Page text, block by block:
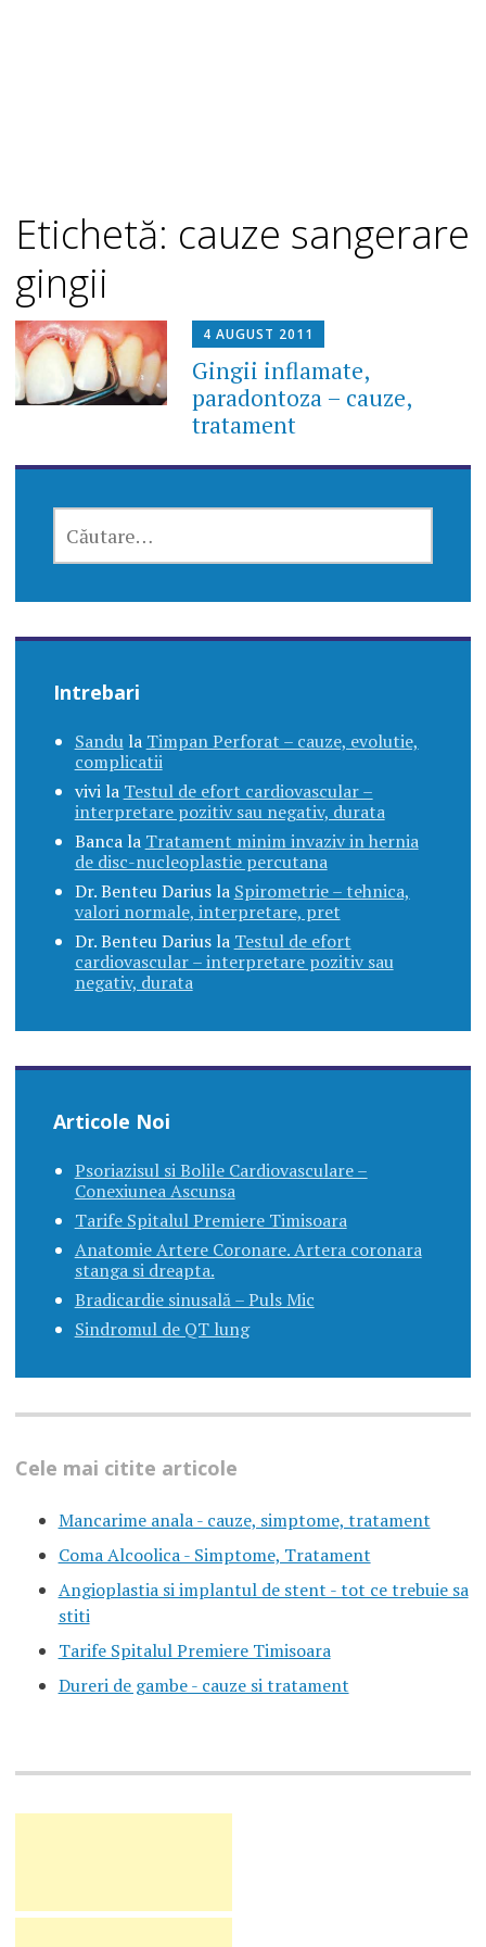
Etichetă: cauze sangerare
gingii
4 AUGUST 2011
Gingii inflamate,
paradontoza – cauze,
tratament
DUPĂ:
Intrebari
Sandula Timpan Perforat – cauze, evolutie,
complicatii
vivila Testul de efort cardiovascular –
interpretare pozitiv sau negativ, durata
Bancala Tratament minim invaziv in hernia
de disc-nucleoplastie percutana
Dr. Benteu Dariusla Spirometrie – tehnica,
valori normale, interpretare, pret
Dr. Benteu Dariusla Testul de efort
cardiovascular – interpretare pozitiv sau
negativ, durata
Articole Noi
Psoriazisul si Bolile Cardiovasculare –
Conexiunea Ascunsa
Tarife Spitalul Premiere Timisoara
Anatomie Artere Coronare. Artera coronara
stanga si dreapta.
Bradicardie sinusală – Puls Mic
Sindromul de QT lung
Cele mai citite articole
Mancarime anala - cauze, simptome, tratament
Coma Alcoolica - Simptome, Tratament
Angioplastia si implantul de stent - tot ce trebuie sa
stiti
Tarife Spitalul Premiere Timisoara
Dureri de gambe - cauze si tratament